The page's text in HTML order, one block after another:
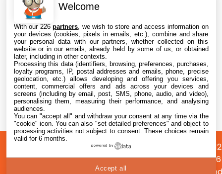
L’App Store est en panne pour plusieurs
utilisateurs, selon Apple
7 Aug. 2026 • 19:34
propos
Préférences
cookies
Confidentialité
©
2026
Welcome
With our 226partners , we wish to store and access information on
your devices (cookies, pixels in emails, etc.), combine and share
your personal data with our partners, whether collected on this
website or in our emails, already held by some of us, or obtained
later, including in other contexts.
Processing this data (identifiers, browsing, preferences, purchases,
loyalty programs, IP, postal addresses and emails, phone, precise
geolocation, etc.) allows developing and offering you services,
content, commercial offers and ads across your devices and
screens (including by email, post, SMS, phone, audio, and video),
personalising them, measuring their performance, and analysing
audiences.
You can "accept all" and withdraw your consent at any time via the
"cookie" icon. You can also "set detailed preferences" and object to
processing activities not subject to consent. These choices remain
valid for 6 months.
powered by
Accept all